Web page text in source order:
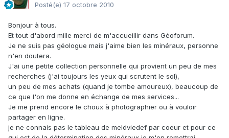
Posté(e) 17 octobre 2010
Bonjour à tous.
Et tout d'abord mille merci de m'accueillir dans Géoforum.
Je ne suis pas géologue mais j'aime bien les minéraux, personne
n'en doutera.
J'ai une petite collection personnelle qui provient un peu de mes
recherches (j'ai toujours les yeux qui scrutent le sol),
un peu de mes achats (quand je tombe amoureux), beaucoup de
ce que l'on me donne en échange de mes services...
Je me prend encore le choux à photographier ou à vouloir
partager en ligne.
je ne connais pas le tableau de meldviedef par coeur et pour ce